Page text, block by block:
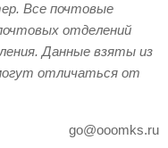
Все почтовые
отделений
Данные взяты из
отличаться от
go@ooomks.ru